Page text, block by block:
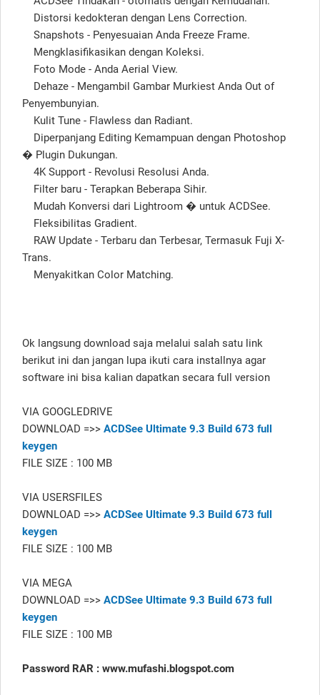
Distorsi kedokteran dengan Lens Correction.
Snapshots - Penyesuaian Anda Freeze Frame.
Mengklasifikasikan dengan Koleksi.
Foto Mode - Anda Aerial View.
Dehaze - Mengambil Gambar Murkiest Anda Out of
Penyembunyian.
Kulit Tune - Flawless dan Radiant.
Diperpanjang Editing Kemampuan dengan Photoshop
� Plugin Dukungan.
4K Support - Revolusi Resolusi Anda.
Filter baru - Terapkan Beberapa Sihir.
Mudah Konversi dari Lightroom � untuk ACDSee.
Fleksibilitas Gradient.
RAW Update - Terbaru dan Terbesar, Termasuk Fuji X-
Trans.
Menyakitkan Color Matching.
Ok langsung download saja melalui salah satu link
berikut ini dan jangan lupa ikuti cara installnya agar
software ini bisa kalian dapatkan secara full version
VIA GOOGLEDRIVE
DOWNLOAD =>> ACDSee Ultimate 9.3 Build 673 full
keygen
FILE SIZE : 100 MB
VIA USERSFILES
DOWNLOAD =>> ACDSee Ultimate 9.3 Build 673 full
keygen
FILE SIZE : 100 MB
VIA MEGA
DOWNLOAD =>> ACDSee Ultimate 9.3 Build 673 full
keygen
FILE SIZE : 100 MB
Password RAR : www.mufashi.blogspot.com